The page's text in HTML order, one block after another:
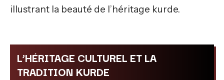
illustrant la beauté de l’héritage kurde.
L’HÉRITAGE CULTUREL ET LA
TRADITION KURDE